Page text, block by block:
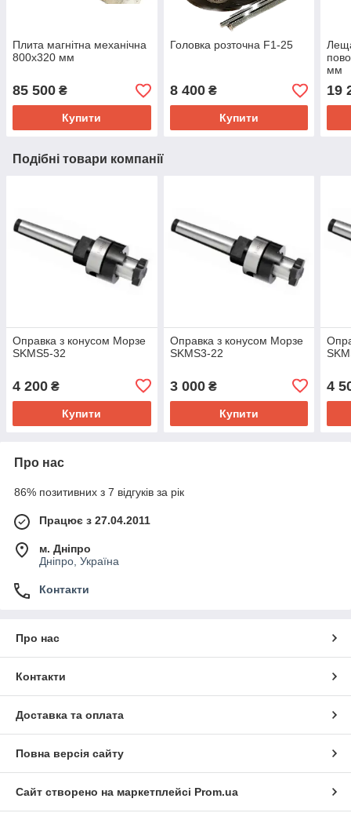
Плита магнітна механічна
800х320 мм
85 500 ₴
Купити
Головка розточна F1-25
8 400₴
Купити
мм
19
Подібні товари компанії
Оправка з конусом Морзе
SKMS5-32
4 200 ₴
Купити
Оправка з конусом Морзе
SKMS3-22
3 000₴
Купити
4
Про нас
86% позитивних з 7 відгуків за рік
Працює з 27.04.2011
м. Дніпро
Дніпро, Україна
Контакти
Про нас
Контакти
Доставка та оплата
Повна версія сайту
Сайт створено на маркетплейсі Prom.ua